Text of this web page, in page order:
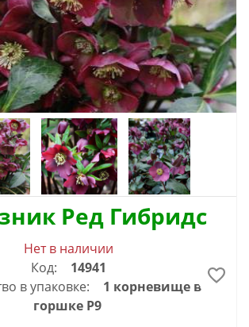
Ред Гибридс
Нет в наличии
Код:
14941
в упаковке:
1 корневище в
горшке Р9